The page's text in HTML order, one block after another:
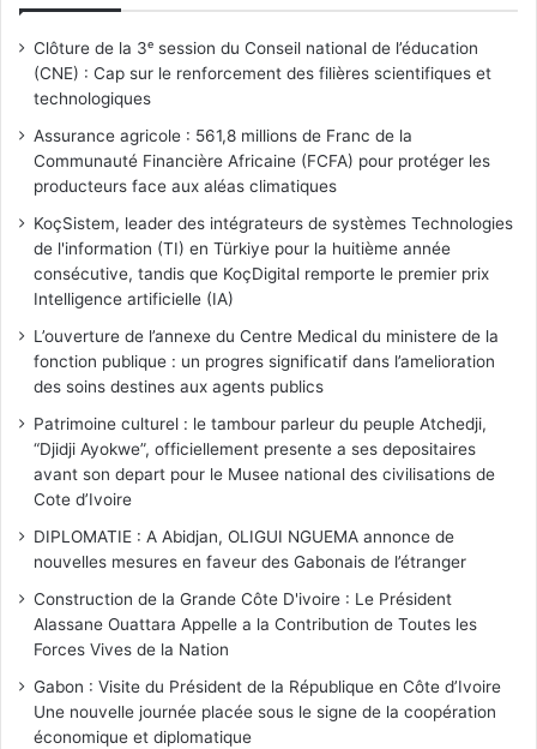
Clôture de la 3ᵉ session du Conseil national de l’éducation
(CNE) : Cap sur le renforcement des filières scientifiques et
technologiques
Assurance agricole : 561,8 millions de Franc de la
Communauté Financière Africaine (FCFA) pour protéger les
producteurs face aux aléas climatiques
KoçSistem, leader des intégrateurs de systèmes Technologies
de l'information (TI) en Türkiye pour la huitième année
consécutive, tandis que KoçDigital remporte le premier prix
Intelligence artificielle (IA)
L’ouverture de l’annexe du Centre Medical du ministere de la
fonction publique : un progres significatif dans l’amelioration
des soins destines aux agents publics
Patrimoine culturel : le tambour parleur du peuple Atchedji,
“Djidji Ayokwe”, officiellement presente a ses depositaires
avant son depart pour le Musee national des civilisations de
Cote d’Ivoire
DIPLOMATIE : A Abidjan, OLIGUI NGUEMA annonce de
nouvelles mesures en faveur des Gabonais de l’étranger
Construction de la Grande Côte D'ivoire : Le Président
Alassane Ouattara Appelle a la Contribution de Toutes les
Forces Vives de la Nation
Gabon : Visite du Président de la République en Côte d’Ivoire
Une nouvelle journée placée sous le signe de la coopération
économique et diplomatique